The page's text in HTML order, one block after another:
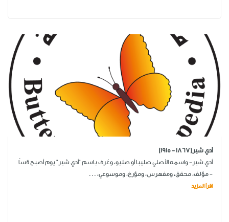
أدي شير(1867 - 1915)
أدي شير- واسمه الأصلي صليبا أو صليو، وعُرف باسم "أدي شير" يوم أصبح قساً
- مؤلف، محقق، ومفهرس، ومؤرخ، وموسوعي، ...
اقرأ المزيد